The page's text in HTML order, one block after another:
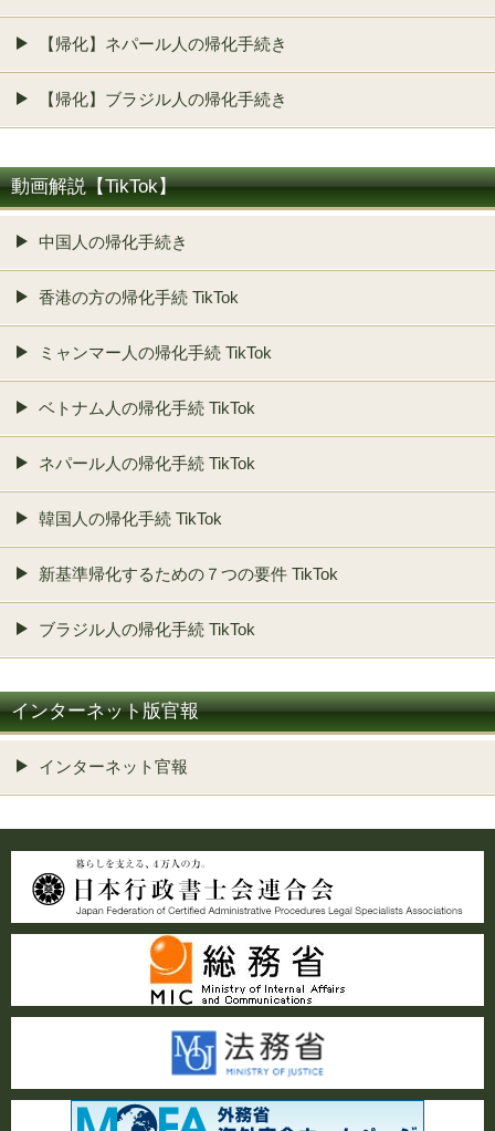
【帰化】ネパール人の帰化手続き
【帰化】ブラジル人の帰化手続き
動画解説【TikTok】
中国人の帰化手続き
香港の方の帰化手続 TikTok
ミャンマー人の帰化手続 TikTok
ベトナム人の帰化手続 TikTok
ネパール人の帰化手続 TikTok
韓国人の帰化手続 TikTok
新基準帰化するための７つの要件 TikTok
ブラジル人の帰化手続 TikTok
インターネット版官報
インターネット官報